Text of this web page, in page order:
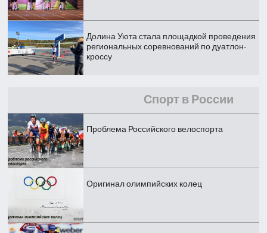
Долина Уюта стала площадкой проведения
региональных соревнований по дуатлон-
кроссу
Спорт в России
Проблема Российского велоспорта
Оригинал олимпийских колец